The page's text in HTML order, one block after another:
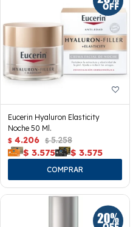
Eucerin Hyaluron Elasticity
Noche 50 Ml.
$ 4.206 $ 5.258
$ 3.575 $ 3.575